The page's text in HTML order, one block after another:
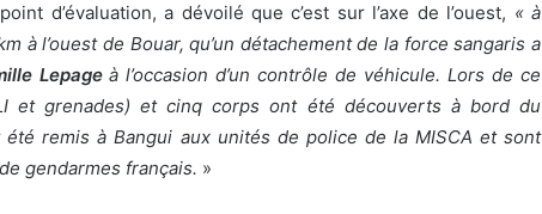
d’évaluation, a dévoilé que c’est sur l’axe de l’ouest, « à
à l’ouest de Bouar, qu’un détachement de la force sangaris a
Lepageà l’occasion d’un contrôle de véhicule. Lors de ce
et grenades) et cinq corps ont été découverts à bord du
remis à Bangui aux unités de police de la MISCA et sont
gendarmes français. »